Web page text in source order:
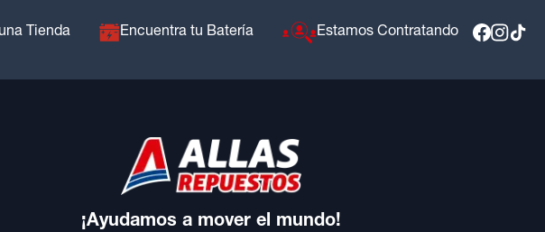
Tienda Encuentra tu Batería Estamos Contratando
¡Ayudamos a mover el mundo!